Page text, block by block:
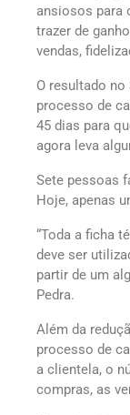
ansiosos para
trazer de
vendas,
O resultado
processo de
45 dias para
agora leva
Sete pessoas
Hoje, apenas
“Toda a ficha
deve ser
partir de um
Pedra.
Além da
processo de
a clientela, o
compras, as